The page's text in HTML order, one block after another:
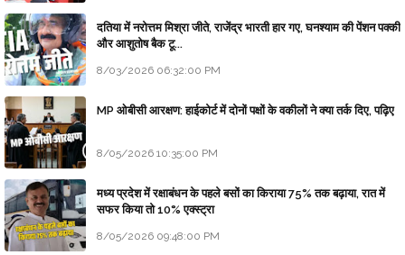
दतिया में नरोत्तम मिश्रा जीते, राजेंद्र भारती हार गए, घनश्याम की पेंशन पक्की
और आशुतोष बैक टू...
8/03/2026 06:32:00 PM
MP ओबीसी आरक्षण: हाईकोर्ट में दोनों पक्षों के वकीलों ने क्या तर्क दिए, पढ़िए
8/05/2026 10:35:00 PM
मध्य प्रदेश में रक्षाबंधन के पहले बसों का किराया 75% तक बढ़ाया, रात में
सफर किया तो 10% एक्स्ट्रा
8/05/2026 09:48:00 PM